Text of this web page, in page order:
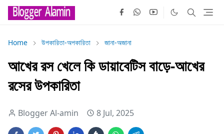
Home উপকারিতা-অপকারিতা জানা-অজানা
আখের রস খেলে কি ডায়াবেটিস বাড়ে-আখের
রসের উপকারিতা
Blogger Al-amin 8 Jul, 2025